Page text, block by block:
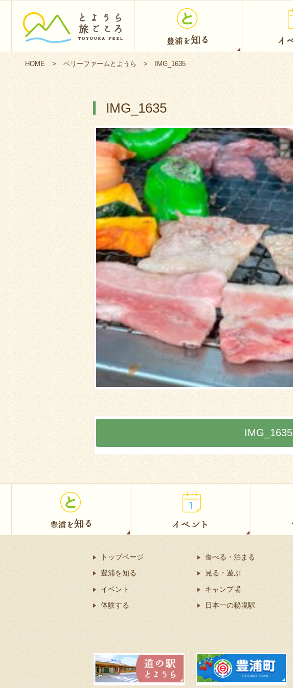
HOME > ベリーファームとようら > IMG_1635
IMG_1635
IMG_1635
トップページ
豊浦を知る
イベント
体験する
食べる・泊まる
見る・遊ぶ
キャンプ場
日本一の秘境駅